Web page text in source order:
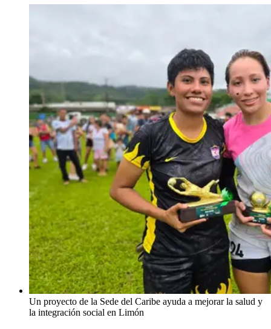
Un proyecto de la Sede del Caribe ayuda a mejorar la salud y
la integración social en Limón